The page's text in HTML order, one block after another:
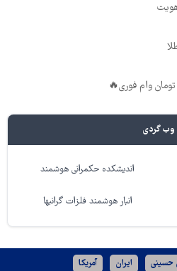
وب گردی
اندیشکده حکمرانی هوشمند
انبار هوشمند فلزات گرانبها
حسینی ایران آمریکا